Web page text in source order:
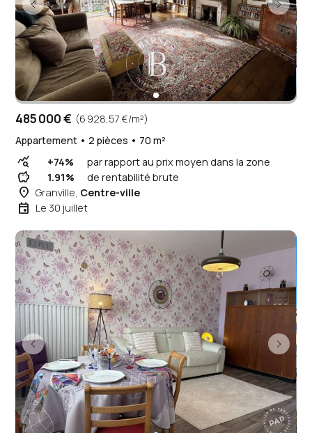
485 000 € (6 928,57 €/m²)
Appartement • 2 pièces • 70 m²
query_stats +74% par rapport au prix moyen dans la zone
savings 1.91% de rentabilité brute
place Granville, Centre-ville
event Le 30 juillet